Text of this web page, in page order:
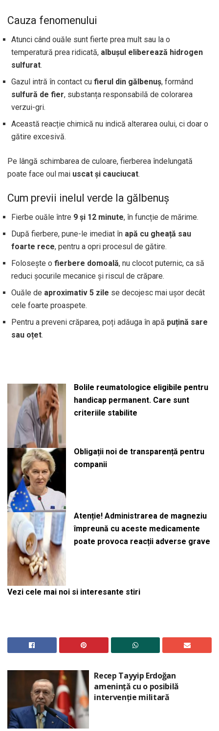
Cauza fenomenului
Atunci când ouăle sunt fierte prea mult sau la o
temperatură prea ridicată, albușul eliberează hidrogen
sulfurat.
Gazul intră în contact cu fierul din gălbenuș, formând
sulfură de fier, substanța responsabilă de colorarea
verzui-gri.
Această reacție chimică nu indică alterarea oului, ci doar o
gătire excesivă.
Pe lângă schimbarea de culoare, fierberea îndelungată
poate face oul mai uscat și cauciucat.
Cum previi inelul verde la gălbenuș
Fierbe ouăle între 9 și 12 minute, în funcție de mărime.
După fierbere, pune-le imediat în apă cu gheață sau
foarte rece, pentru a opri procesul de gătire.
Folosește o fierbere domoală, nu clocot puternic, ca să
reduci șocurile mecanice și riscul de crăpare.
Ouăle de aproximativ 5 zile se decojesc mai ușor decât
cele foarte proaspete.
Pentru a preveni crăparea, poți adăuga în apă puțină sare
sau oțet.
Bolile reumatologice eligibile pentru
handicap permanent. Care sunt
criteriile stabilite
Obligații noi de transparență pentru
companii
Atenție! Administrarea de magneziu
împreună cu aceste medicamente
poate provoca reacții adverse grave
Vezi cele mai noi si interesante stiri
Recep Tayyip Erdoğan
amenință cu o posibilă
intervenție militară